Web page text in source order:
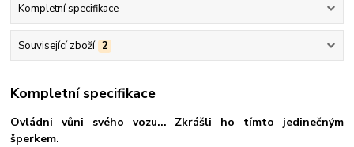
Kompletní specifikace
Související zboží 2
Kompletní specifikace
Ovládni vůni svého vozu... Zkrášli ho tímto jedinečným
šperkem.